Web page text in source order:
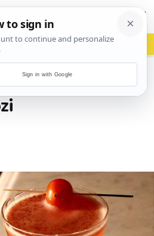
vrh!
woot?!
06. srpnja 2026.
koktel s rajčicom
Sign in with Google